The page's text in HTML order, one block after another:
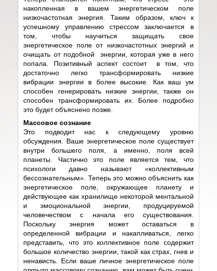
накопленная в вашем энергетическом поле
низкочастотная энергия. Таким образом, ключ к
успешному управлению стрессом заключается в
том, чтобы научиться защищать свое
энергетическое поле от низкочастотных энергий и
очищать от подобной энергии, которая уже в него
попала. Позитивный аспект состоит в том, что
достаточно легко трансформировать низкие
вибрации энергии в более высокие. Как ваш ум
способен генерировать низкие энергии, также он
способен трансформировать их. Более подробно
это будет объяснено позже.
Массовое сознание
Это подводит нас к следующему уровню
обсуждения. Ваше энергетическое поле существует
внутри большего поля, а именно, поля всей
планеты. Частично это поле является тем, что
психологи давно называют «коллективным
бессознательным». Теперь это можно объяснить как
энергетическое поле, окружающее планету и
действующее как хранилище некоторой ментальной
и эмоциональной энергии, продуцируемой
человечеством с начала его существования.
Поскольку энергия может оставаться в
определенной вибрации и накапливаться, легко
представить, что это коллективное поле содержит
большое количество энергии, такой как страх, гнев и
ненависть. Если ваше личное энергетическое поле